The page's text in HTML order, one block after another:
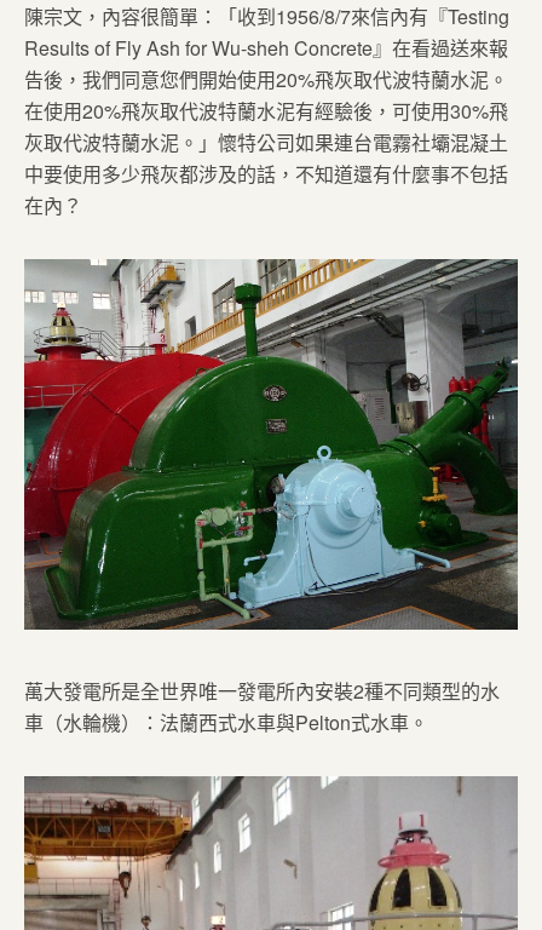
陳宗文，內容很簡單：「收到1956/8/7來信內有『Testing
Results of Fly Ash for Wu-sheh Concrete』在看過送來報
告後，我們同意您們開始使用20%飛灰取代波特蘭水泥。
在使用20%飛灰取代波特蘭水泥有經驗後，可使用30%飛
灰取代波特蘭水泥。」懷特公司如果連台電霧社壩混凝土
中要使用多少飛灰都涉及的話，不知道還有什麼事不包括
在內？
萬大發電所是全世界唯一發電所內安裝2種不同類型的水
車（水輪機）：法蘭西式水車與Pelton式水車。